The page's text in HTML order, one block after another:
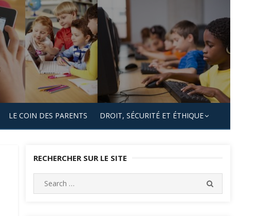
LE COIN DES PARENTS DROIT, SÉCURITÉ ET ÉTHIQUE
RECHERCHER SUR LE SITE
Search
for: